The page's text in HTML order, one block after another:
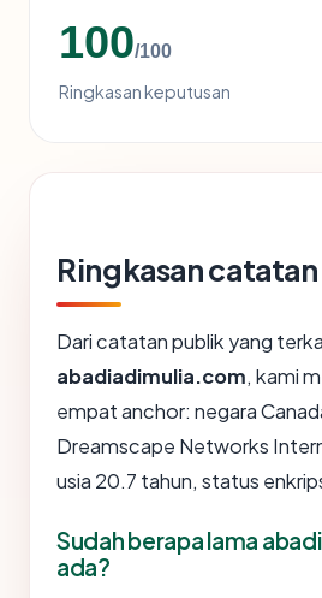
100/100
Ringkasan keputusan
Ringkasan
Dari catatan publik yang
abadiadimulia.com, kami
empat anchor: negara
Dreamscape Networks
usia 20.7 tahun, status
Sudah berapa lama
ada?